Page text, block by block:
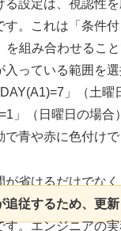
る設定は、視認性
す。これは「条件
を組み合わせるこ
入っている範囲を
」（土曜
」（日曜日の場合
青や赤に色付けで
省けるだけでなく
追従するため、更
。エンジニアの